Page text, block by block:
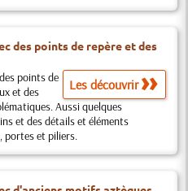
des points de repère et des
Les découvrir
points de
et des
Aussi quelques
et des détails et éléments
portes et piliers.